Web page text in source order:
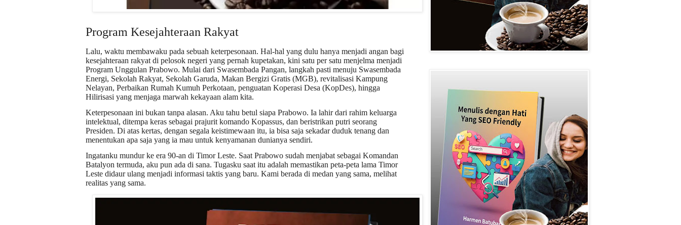
Program Kesejahteraan Rakyat
Lalu, waktu membawaku pada sebuah keterpesonaan. Hal-hal yang dulu hanya menjadi angan bagi
kesejahteraan rakyat di pelosok negeri yang pernah kupetakan, kini satu per satu menjelma menjadi
Program Unggulan Prabowo. Mulai dari Swasembada Pangan, langkah pasti menuju Swasembada
Energi, Sekolah Rakyat, Sekolah Garuda, Makan Bergizi Gratis (MGB), revitalisasi Kampung
Nelayan, Perbaikan Rumah Kumuh Perkotaan, penguatan Koperasi Desa (KopDes), hingga
Hilirisasi yang menjaga marwah kekayaan alam kita.
Keterpesonaan ini bukan tanpa alasan. Aku tahu betul siapa Prabowo. Ia lahir dari rahim keluarga
intelektual, ditempa keras sebagai prajurit komando Kopassus, dan beristrikan putri seorang
Presiden. Di atas kertas, dengan segala keistimewaan itu, ia bisa saja sekadar duduk tenang dan
menentukan apa saja yang ia mau untuk kenyamanan dunianya sendiri.
Ingatanku mundur ke era 90-an di Timor Leste. Saat Prabowo sudah menjabat sebagai Komandan
Batalyon termuda, aku pun ada di sana. Tugasku saat itu adalah memastikan peta-peta lama Timor
Leste didaur ulang menjadi informasi taktis yang baru. Kami berada di medan yang sama, melihat
realitas yang sama.